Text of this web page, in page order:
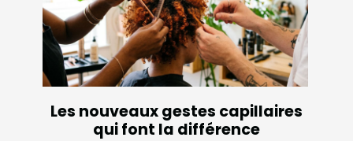
Les nouveaux gestes capillaires
qui font la différence